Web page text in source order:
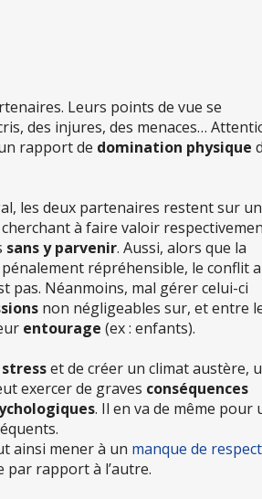
Leurs points de vue se
des injures, des menaces…
rapport de domination physique
les deux partenaires restent sur un
cherchant à faire valoir
sans y parvenir. Aussi, alors que la
répréhensible, le conflit
pas. Néanmoins, mal gérer celui-ci
non négligeables sur, et entre
entourage (ex : enfants).
stresset de créer un climat austère,
exercer de graves conséquences
. Il en va de même pour
ainsi mener à un manque de respect
par rapport à l’autre.